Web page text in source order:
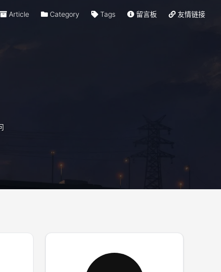
Article Category Tags 留言板 友情链接